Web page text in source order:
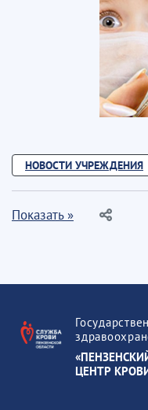
НОВОСТИ УЧРЕЖДЕНИЯ
Показать »
ЦЕНТР